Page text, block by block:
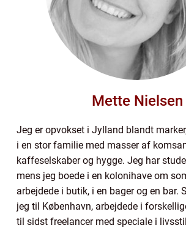
Mette Nielsen
Jeg er opvokset i Jylland blandt
i en stor familie med masser af
kaffeselskaber og hygge. Jeg har
mens jeg boede i en kolonihave om
arbejdede i butik, i en bager og en bar.
jeg til København, arbejdede i
til sidst freelancer med speciale i